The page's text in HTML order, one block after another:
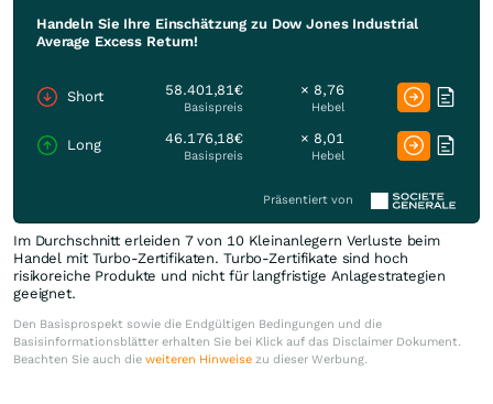
Handeln Sie Ihre Einschätzung zu Dow Jones Industrial
Average Excess Return!
Short 58.401,81€
Basispreis
× 8,76
Hebel
Long 46.176,18€
Basispreis
× 8,01
Hebel
Präsentiert von
Im Durchschnitt erleiden 7 von 10 Kleinanlegern Verluste beim
Handel mit Turbo-Zertifikaten. Turbo-Zertifikate sind hoch
risikoreiche Produkte und nicht für langfristige Anlagestrategien
geeignet.
Den Basisprospekt sowie die Endgültigen Bedingungen und die
Basisinformationsblätter erhalten Sie bei Klick auf das Disclaimer Dokument.
Beachten Sie auch die weiteren Hinweise zu dieser Werbung.